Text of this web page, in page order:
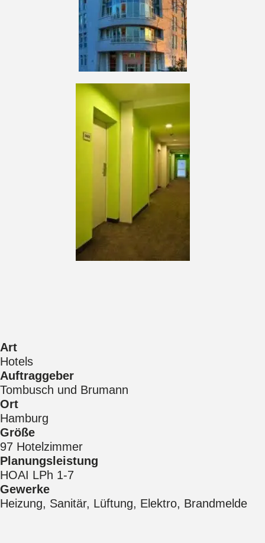
Art
Hotels
Auftraggeber
Tombusch und Brumann
Ort
Hamburg
Größe
97 Hotelzimmer
Planungsleistung
HOAI LPh 1-7
Gewerke
Heizung, Sanitär, Lüftung, Elektro, Brandmelde